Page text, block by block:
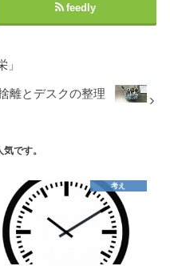
feedly
」
離とデスクの整理
です。
考え